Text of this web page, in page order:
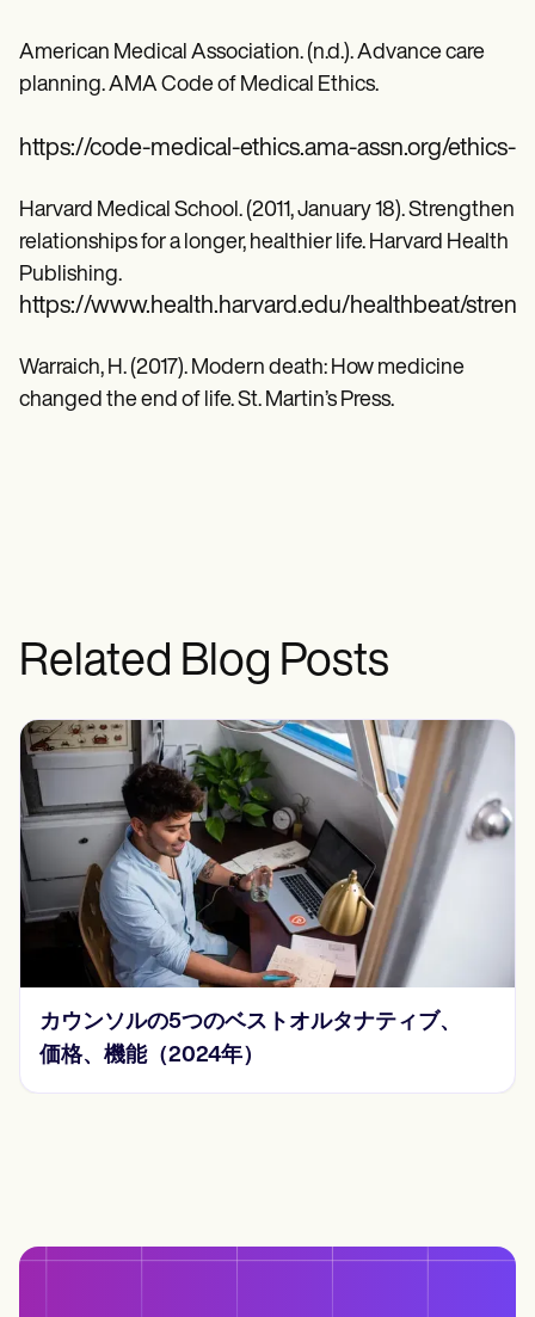
American Medical Association. (n.d.). Advance care
planning. AMA Code of Medical Ethics.
https://code-medical-ethics.ama-assn.org/ethics-
Harvard Medical School. (2011, January 18). Strengthen
relationships for a longer, healthier life. Harvard Health
Publishing.
https://www.health.harvard.edu/healthbeat/
Warraich, H. (2017). Modern death: How medicine
changed the end of life. St. Martin’s Press.
Related Blog Posts
ェックリスト
カウンソルの5つのベストオルタナティブ、
価格、機能（2024年）